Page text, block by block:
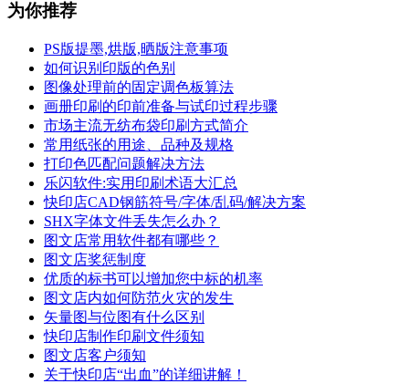
为你推荐
PS版提墨,烘版,晒版注意事项
如何识别印版的色别
图像处理前的固定调色板算法
画册印刷的印前准备与试印过程步骤
市场主流无纺布袋印刷方式简介
常用纸张的用途、品种及规格
打印色匹配问题解决方法
乐闪软件:实用印刷术语大汇总
快印店CAD钢筋符号/字体/乱码/解决方案
SHX字体文件丢失怎么办？
图文店常用软件都有哪些？
图文店奖惩制度
优质的标书可以增加您中标的机率
图文店内如何防范火灾的发生
矢量图与位图有什么区别
快印店制作印刷文件须知
图文店客户须知
关于快印店“出血”的详细讲解！